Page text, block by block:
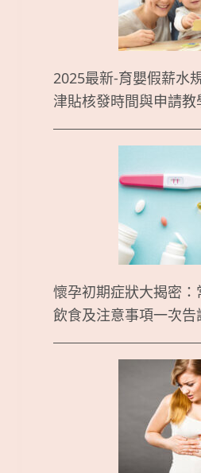
2025最新-育嬰假薪水
津貼核發時間與申請教
懷孕初期症狀大揭密
飲食及注意事項一次